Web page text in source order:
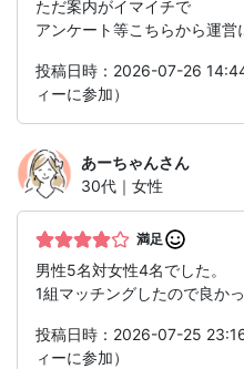
ただ案内がイマイチで
アンケート等こちらから運営
投稿日時：2026-07-26
ィーに参加）
あーちゃんさん
30代｜女性
満足
男性5名対女性4名でした。
1組マッチングしたので良かっ
投稿日時：2026-07-25
ィーに参加）